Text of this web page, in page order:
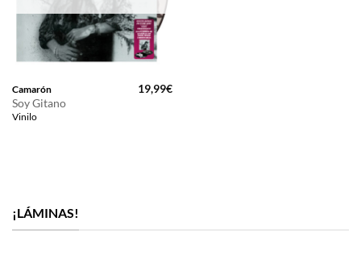
Camarón
Soy Gitano
Vinilo
19,99€
¡LÁMINAS!